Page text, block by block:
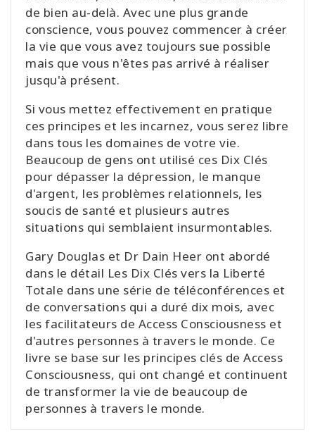
de bien au-delà. Avec une plus grande
conscience, vous pouvez commencer à créer
la vie que vous avez toujours sue possible
mais que vous n'êtes pas arrivé à réaliser
jusqu'à présent.
Si vous mettez effectivement en pratique
ces principes et les incarnez, vous serez libre
dans tous les domaines de votre vie.
Beaucoup de gens ont utilisé ces Dix Clés
pour dépasser la dépression, le manque
d'argent, les problèmes relationnels, les
soucis de santé et plusieurs autres
situations qui semblaient insurmontables.
Gary Douglas et Dr Dain Heer ont abordé
dans le détail Les Dix Clés vers la Liberté
Totale dans une série de téléconférences et
de conversations qui a duré dix mois, avec
les facilitateurs de Access Consciousness et
d'autres personnes à travers le monde. Ce
livre se base sur les principes clés de Access
Consciousness, qui ont changé et continuent
de transformer la vie de beaucoup de
personnes à travers le monde.